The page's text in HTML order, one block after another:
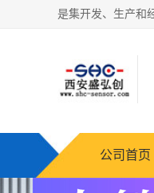
公司首页